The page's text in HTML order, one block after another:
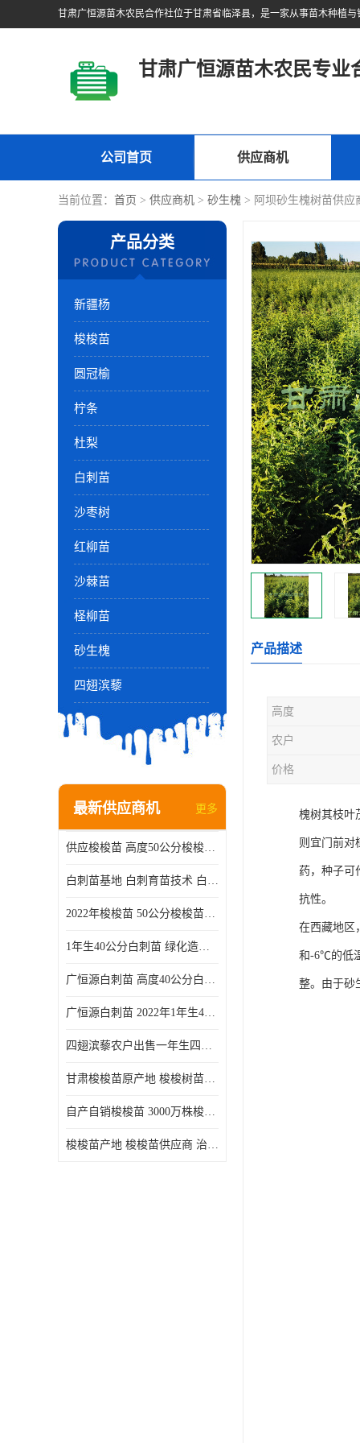
甘肃广恒源苗木农民专业
公司首页 供应商机
当前位置： 首页 > 供应商机 > 砂生槐 > 阿坝砂生槐树苗供应
产品分类
新疆杨
梭梭苗
圆冠榆
柠条
杜梨
白刺苗
沙枣树
红柳苗
沙棘苗
柽柳苗
砂生槐
四翅滨藜
最新供应商机 更多
供应梭梭苗 高度50公分梭梭种苗基地 一手货源无中介
白刺苗基地 白刺育苗技术 白刺苗产地
2022年梭梭苗 50公分梭梭苗产地 沙漠绿化梭梭苗基地 提供技术
1年生40公分白刺苗 绿化造林白刺树苗
广恒源白刺苗 高度40公分白刺树苗
广恒源白刺苗 2022年1年生40公分白刺树苗
四翅滨藜农户出售一年生四翅滨藜各种规格四翅滨黎产地货源
甘肃梭梭苗原产地 梭梭树苗种植技术 梭梭种苗基地
自产自销梭梭苗 3000万株梭梭种苗供应 办理检疫全国发货
梭梭苗产地 梭梭苗供应商 治沙造林梭梭种苗 自产自销
产品描述
高度
农户
价格
槐树其枝叶
则宜门前对
药，种子可
抗性。
在西藏地区
和-6℃的低
整。由于砂